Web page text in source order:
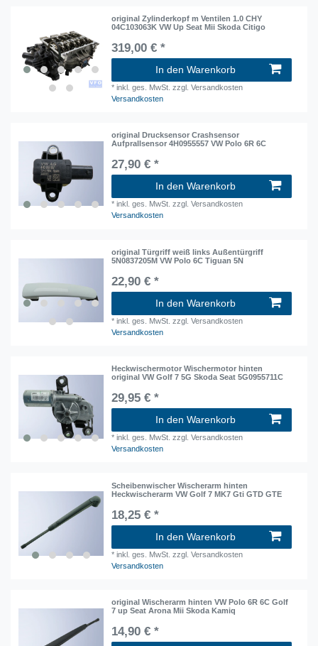
original Zylinderkopf m Ventilen 1.0 CHY
04C103063K VW Up Seat Mii Skoda Citigo
319,00 € *
In den Warenkorb
*inkl. ges. MwSt. zzgl. Versandkosten
Versandkosten
original Drucksensor Crashsensor
Aufprallsensor 4H0955557 VW Polo 6R 6C
27,90 € *
In den Warenkorb
*inkl. ges. MwSt. zzgl. Versandkosten
Versandkosten
original Türgriff weiß links Außentürgriff
5N0837205M VW Polo 6C Tiguan 5N
22,90 € *
In den Warenkorb
*inkl. ges. MwSt. zzgl. Versandkosten
Versandkosten
Heckwischermotor Wischermotor hinten
original VW Golf 7 5G Skoda Seat 5G0955711C
29,95 € *
In den Warenkorb
*inkl. ges. MwSt. zzgl. Versandkosten
Versandkosten
Scheibenwischer Wischerarm hinten
Heckwischerarm VW Golf 7 MK7 Gti GTD GTE
18,25 € *
In den Warenkorb
*inkl. ges. MwSt. zzgl. Versandkosten
Versandkosten
original Wischerarm hinten VW Polo 6R 6C Golf
7 up Seat Arona Mii Skoda Kamiq
14,90 € *